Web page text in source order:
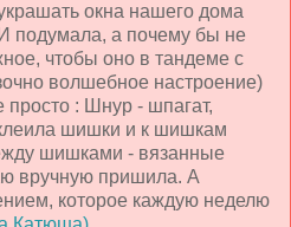
окна нашего дома
подумала, а почему бы не
чтобы оно в тандеме с
волшебное настроение)
просто : Шнур - шпагат,
шишки и к шишкам
шишками - вязанные
вручную пришила. А
которое каждую неделю